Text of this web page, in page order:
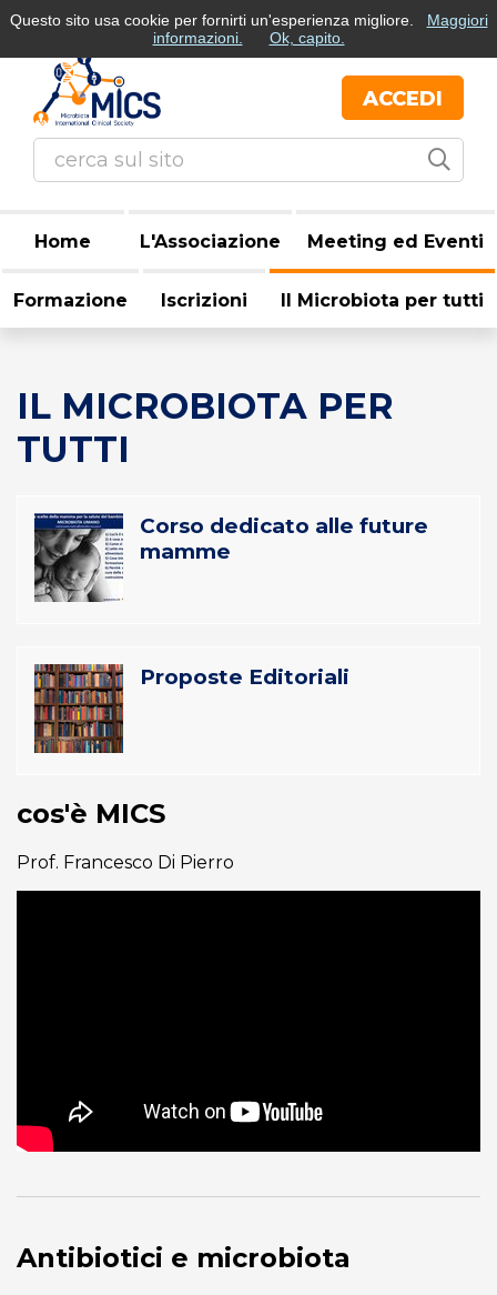
Italiano English
ACCEDI
Home L'Associazione Meeting ed Eventi
Formazione Iscrizioni Il Microbiota per tutti
IL MICROBIOTA PER
TUTTI
Corso dedicato alle future
mamme
Proposte Editoriali
cos'è MICS
Prof. Francesco Di Pierro
Antibiotici e microbiota
Questo sito usa cookie per fornirti un'esperienza migliore.
Maggiori
informazioni.
Ok, capito.